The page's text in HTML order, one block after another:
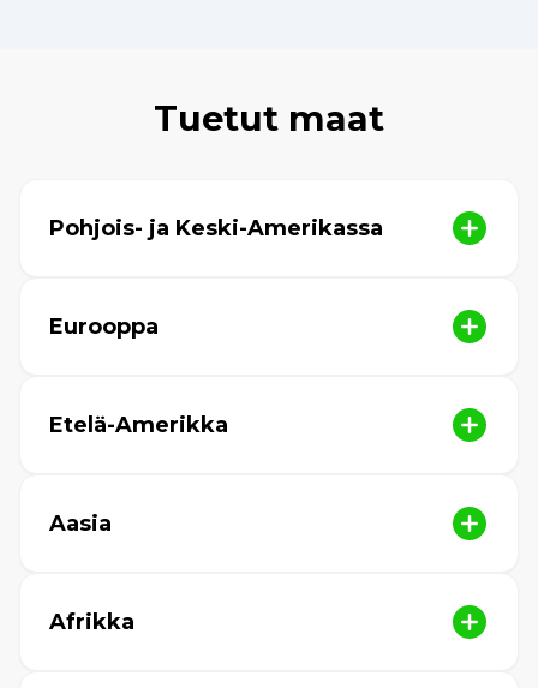
Tuetut maat
Pohjois- ja Keski-Amerikassa
Eurooppa
Etelä-Amerikka
Aasia
Afrikka